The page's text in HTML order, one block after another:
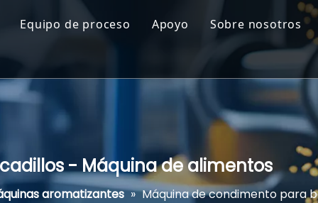
saludables y saludables
palomitas de maíz y snacks fritos
y Fideos Instantáneos
Equipo de proceso
Sistema automático de dosificación y mezcla
Productos químicos para yacimientos petrolíferos
Productos químicos para el tratamiento de aguas
Secadoras y hornos industriales
Apoyo
Descargar
Preguntas frecuentes
Sobre nosotros
Acerca de
Filosofía
Desarrollo
- Máquina de alimentos
aromatizantes » Máquina de condimento para